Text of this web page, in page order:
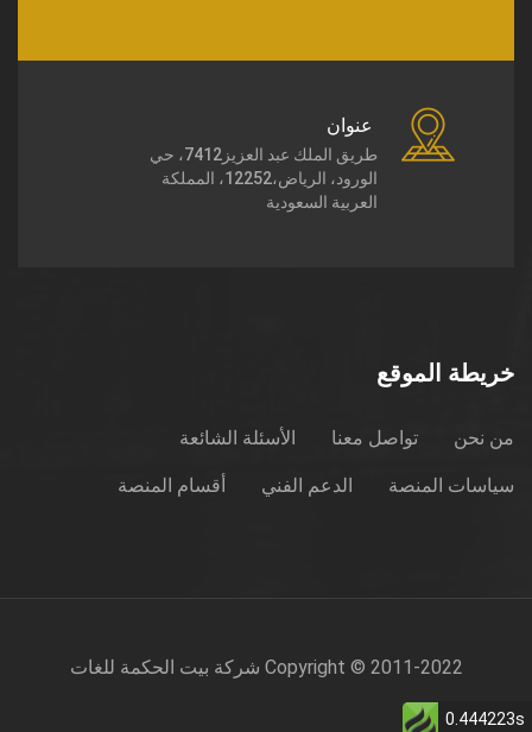
عنوان
طريق الملك عبد العزيز7412، حي
الورود، الرياض،12252، المملكة
العربية السعودية
خريطة الموقع
من نحن تواصل معنا الأسئلة الشائعة
سياسات المنصة الدعم الفني أقسام المنصة
Copyright © 2011-2022 شركة بيت الحكمة للغات
0.444223s